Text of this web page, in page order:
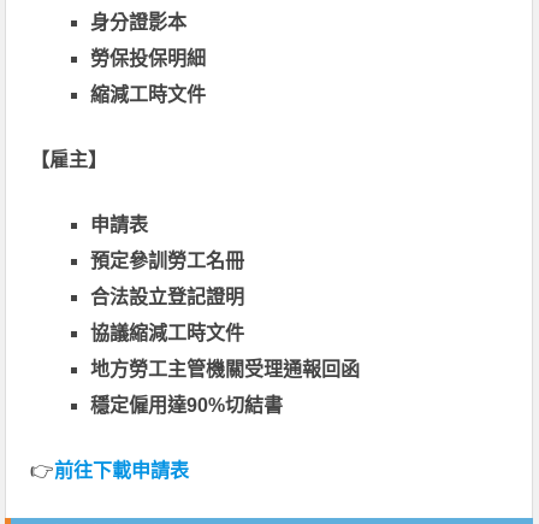
身分證影本
勞保投保明細
縮減工時文件
【雇主】
申請表
預定參訓勞工名冊
合法設立登記證明
協議縮減工時文件
地方勞工主管機關受理通報回函
穩定僱用達90%切結書
👉前往下載申請表